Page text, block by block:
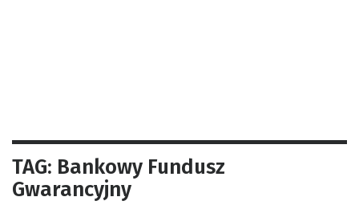
TAG: Bankowy Fundusz
Gwarancyjny